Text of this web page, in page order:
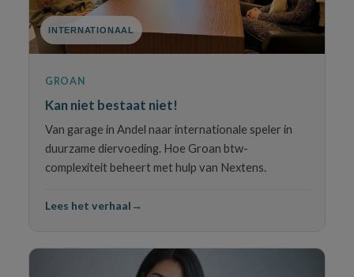
INTERNATIONAAL
GROAN
Kan niet bestaat niet!
Van garage in Andel naar internationale speler in
duurzame diervoeding. Hoe Groan btw-
complexiteit beheert met hulp van Nextens.
Lees het verhaal →